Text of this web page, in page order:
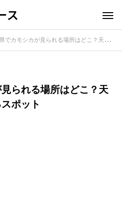
ス
カモシカが見られる場所はどこ？天然記念物に出会えるスポット
られる場所はどこ？天
ポット